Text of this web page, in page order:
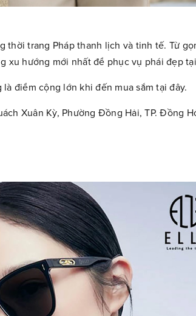
thời trang Pháp thanh lịch và tinh tế. Từ
xu hướng mới nhất để phục vụ phái đẹp
điểm cộng lớn khi đến mua sắm tại đây.
Xuân Kỳ, Phường Đồng Hải, TP. Đồng